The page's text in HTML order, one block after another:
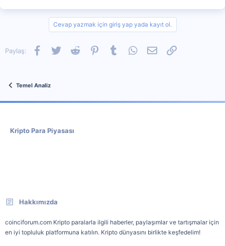
Cevap yazmak için giriş yap yada kayıt ol.
Paylaş: Facebook
TwitterReddit PinterestTumblrWhatsApp
E-postaLink
Temel Analiz
Kripto Para Piyasası
Hakkımızda
coinciforum.com Kripto paralarla ilgili haberler, paylaşımlar ve tartışmalar için
en iyi topluluk platformuna katılın. Kripto dünyasını birlikte keşfedelim!